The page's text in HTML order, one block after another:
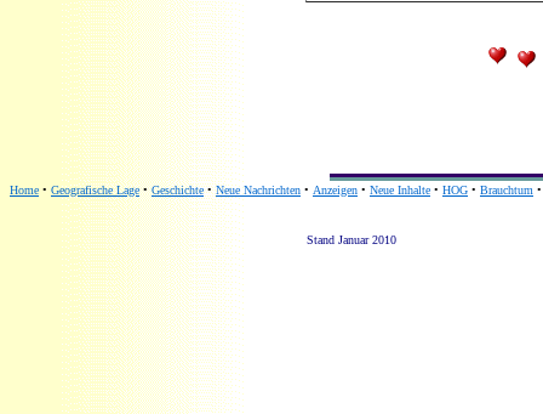
Home • Geografische Lage•Geschichte•Neue Nachrichten • Anzeigen • Neue Inhalte • HOG • Brauchtum
Stand Januar 2010